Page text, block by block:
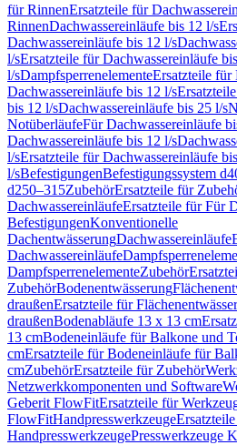
für RinnenErsatzteile für
RinnenDachwassereinläufe bis 12 l/s
Dachwassereinläufe bis 12 l/s
l/sErsatzteile für Dachwassereinläufe
l/sDampfsperrenelementeErsatzteile für
Dachwassereinläufe bis 12 l/s
bis 12 l/sDachwassereinläufe bis 25 l/s
NotüberläufeFür Dachwassereinläufe
Dachwassereinläufe bis 12 l/s
l/sErsatzteile für Dachwassereinläufe
l/sBefestigungenBefestigungssystem
d250–315ZubehörErsatzteile für
DachwassereinläufeErsatzteile für Für
BefestigungenKonventionelle
DachentwässerungDachwassereinläufe
Dachwassereinläufe
DampfsperrenelementeZubehör
ZubehörBodenentwässerung
draußenErsatzteile für
draußenBodenabläufe 13 x 13 cm
13 cmBodeneinläufe für Balkone und
cmErsatzteile für Bodeneinläufe für
cmZubehörErsatzteile für Zubehör
Netzwerkkomponenten und Software
Geberit FlowFitErsatzteile für
FlowFitHandpresswerkzeuge
HandpresswerkzeugePresswerkzeuge